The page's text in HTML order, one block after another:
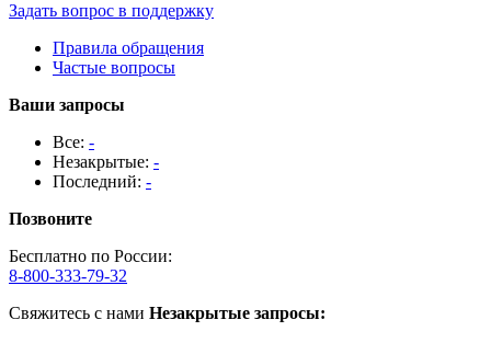
Задать вопрос в поддержку
Правила обращения
Частые вопросы
Ваши запросы
Все: -
Незакрытые: -
Последний: -
Позвоните
Бесплатно по России:
8-800-333-79-32
Свяжитесь с нами Незакрытые запросы: